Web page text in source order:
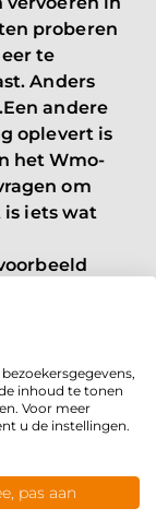
proberen
te
Anders
andere
oplevert is
het Wmo-
om
is iets wat
te maken
kunnen
is
inhoud te tonen
Voor meer
u de instellingen.
pas aan